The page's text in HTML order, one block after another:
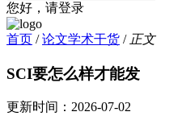
您好，请登录
首页 / 论文学术干货 / 正文
SCI要怎么样才能发
更新时间： 2026-07-02